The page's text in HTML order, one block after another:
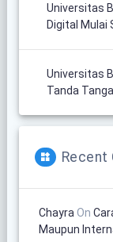
Universitas
Digital Mulai
Universitas
Tanda
Recent
Chayra On
Maupun